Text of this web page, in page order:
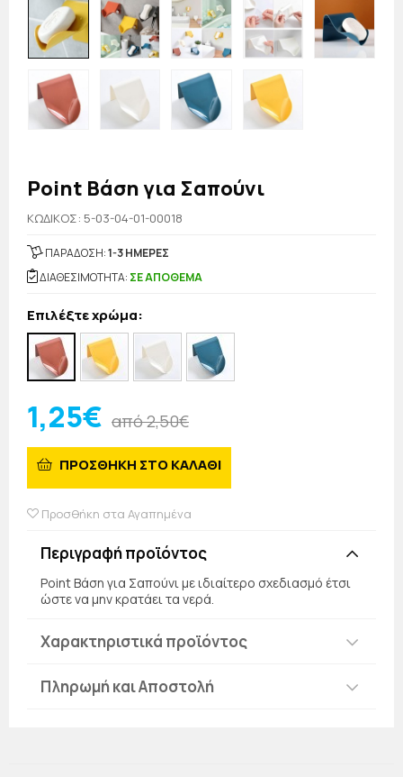
Point Βάση για Σαπούνι
KΩΔΙΚΟΣ: 5-03-04-01-00018
ΠΑΡΑΔΟΣΗ:1-3 ΗΜΕΡΕΣ
ΔΙΑΘΕΣΙΜΟΤΗΤΑ: ΣΕ ΑΠΟΘΕΜΑ
Επιλέξτε χρώμα:
1,25€ από 2,50€
ΠΡΟΣΘΗΚΗ ΣΤΟ ΚΑΛΑΘΙ
Προσθήκη στα Αγαπημένα
Περιγραφή προϊόντος
Point Βάση για Σαπούνι με ιδιαίτερο σχεδιασμό έτσι
ώστε να μην κρατάει τα νερά.
Χαρακτηριστικά προϊόντος
Πληρωμή και Αποστολή